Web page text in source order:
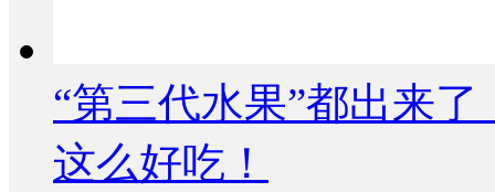
“第三代水果”都出来
这么好吃！